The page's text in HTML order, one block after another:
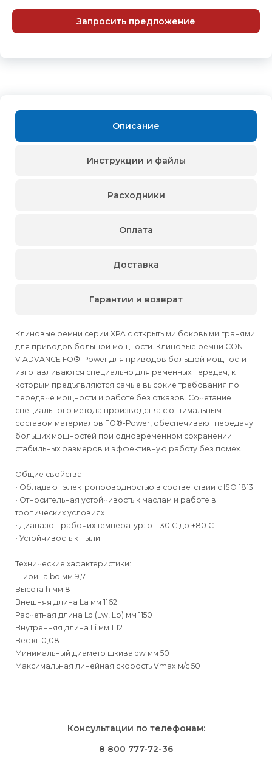
Запросить предложение
Описание
Клиновые ремни серии XPA с открытыми боковыми гранями
для приводов большой мощности. Клиновые ремни CONTI-
V ADVANCE FO®-Power для приводов большой мощности
изготавливаются специально для ременных передач, к
которым предъявляются самые высокие требования по
передаче мощности и работе без отказов. Сочетание
специального метода производства с оптимальным
составом материалов FO®-Power, обеспечивают передачу
больших мощностей при одновременном сохранении
стабильных размеров и эффективную работу без помех.
Общие свойства:
• Обладают электропроводностью в соответствии с ISO 1813
• Относительная устойчивость к маслам и работе в
тропических условиях
• Диапазон рабочих температур: от -30 C до +80 C
• Устойчивость к пыли
Технические характеристики:
Ширина bo мм 9,7
Высота h мм 8
Внешняя длина La мм 1162
Расчетная длина Ld (Lw, Lp) мм 1150
Внутренняя длина Li мм 1112
Вес кг 0,08
Минимальный диаметр шкива dw мм 50
Максимальная линейная скорость Vmax м/c 50
Инструкции и файлы
Расходники
Оплата
лиц
Способ оплаты
лиц
Доставка
Способыдоставки
Доставка осуществляется транспортными компаниями и
оплачивается покупателем при получении заказа.
Гарантии и возврат
лиц
Правила возврата товара, приобретённого
лиц
Консультации по телефонам:
8 800 777-72-36